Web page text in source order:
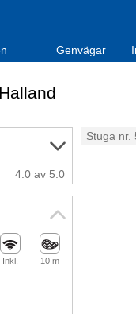
Genvägar
Halland
Stuga nr.
4.0 av 5.0
Inkl. 10 m